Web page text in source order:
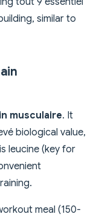
similar to
musculaire. It
biological value,
leucine (key for
meal (150-